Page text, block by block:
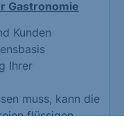
Gastronomie
Kunden
Ihrer
muss, kann die
flüssigen